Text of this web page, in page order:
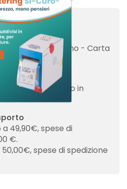
dei desideri
Crea lista dei desideri
per salvare dei
dei desideri.
Annulla
pagamenti
- Contrassegno - Carta
corriere espresso in
49,90€, spese di
€.
spese di spedizione